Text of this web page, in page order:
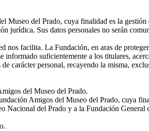
del Prado, cuya finalidad es la
jurídica. Sus datos personales no serán
facilita. La Fundación, en aras de
suficientemente a los titulares,
carácter personal, recayendo la misma,
del Museo del Prado.
Amigos del Museo del Prado, cuya
Nacional del Prado y a la Fundación